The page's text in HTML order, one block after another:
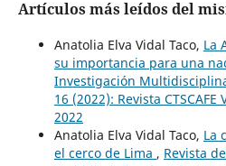
Artículos más leídos del
Anatolia Elva Vidal Taco, La
su importancia para una
Investigación
16 (2022): Revista
2022
Anatolia Elva Vidal Taco, La
el cerco de Lima , Revista